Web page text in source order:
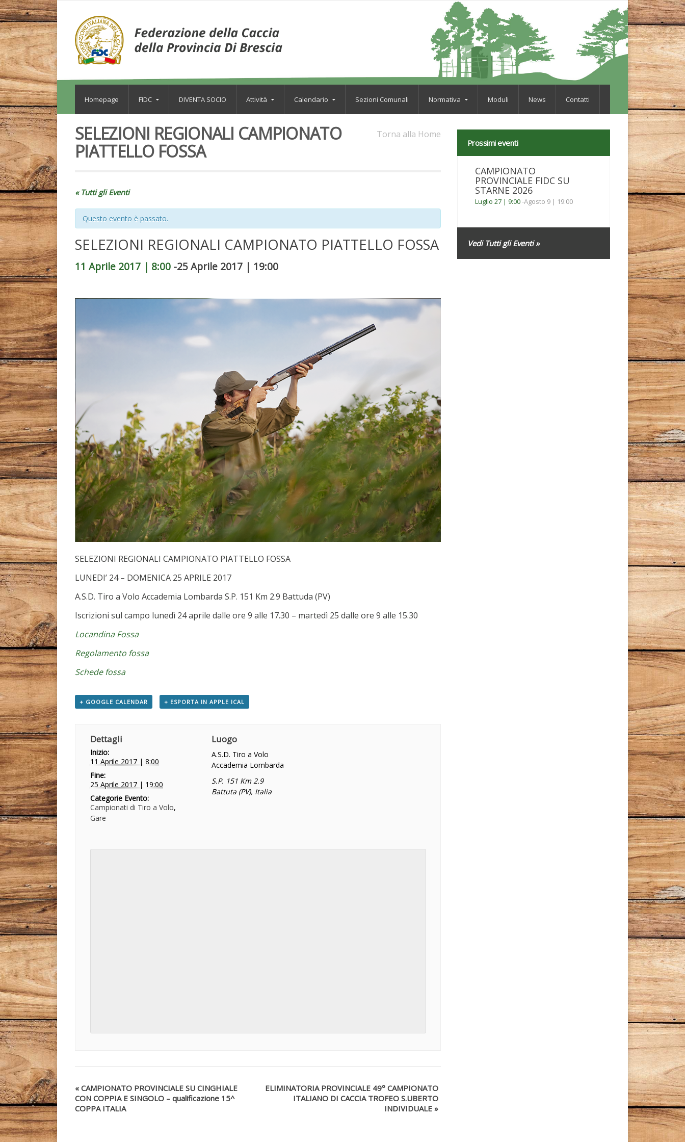
Homepage FIDC DIVENTA SOCIO Attività Calendario Sezioni Comunali Normativa Moduli News Contatti
Torna alla Home
SELEZIONI REGIONALI CAMPIONATO
PIATTELLO FOSSA
« Tutti gli Eventi
Questo evento è passato.
SELEZIONI REGIONALI CAMPIONATO PIATTELLO FOSSA
11 Aprile 2017 | 8:00 -25 Aprile 2017 | 19:00
SELEZIONI REGIONALI CAMPIONATO PIATTELLO FOSSA
LUNEDI’ 24 – DOMENICA 25 APRILE 2017
A.S.D. Tiro a Volo Accademia Lombarda S.P. 151 Km 2.9 Battuda (PV)
Iscrizioni sul campo lunedì 24 aprile dalle ore 9 alle 17.30 – martedì 25 dalle ore 9 alle 15.30
Locandina Fossa
Regolamento fossa
Schede fossa
+ GOOGLE CALENDAR + ESPORTA IN APPLE ICAL
Dettagli
Inizio:
11 Aprile 2017 | 8:00
Fine:
25 Aprile 2017 | 19:00
Categorie Evento:
Campionati di Tiro a Volo,
Gare
Luogo
A.S.D. Tiro a Volo
Accademia Lombarda
S.P. 151 Km 2.9
Battuta (PV), Italia
« CAMPIONATO PROVINCIALE SU CINGHIALE
CON COPPIA E SINGOLO – qualificazione 15^
COPPA ITALIA
ELIMINATORIA PROVINCIALE 49° CAMPIONATO
ITALIANO DI CACCIA TROFEO S.UBERTO
INDIVIDUALE»
Prossimi eventi
CAMPIONATO
PROVINCIALE FIDC SU
STARNE 2026
Luglio 27 | 9:00-Agosto 9 | 19:00
Vedi Tutti gli Eventi »